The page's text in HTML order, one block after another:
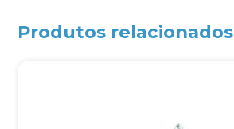
Produtos relacionados